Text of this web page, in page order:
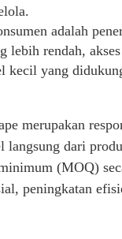
adalah
lebih rendah,
kecil yang
merupakan
dari
(MOQ)
peningkatan